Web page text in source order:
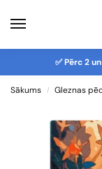
✅ Pērc 2
Sākums / Gleznas